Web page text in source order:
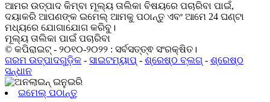
ଆମର ଉତ୍ପାଦ କିମ୍ବା ମୂଲ୍ୟ ତାଲିକା ବିଷୟରେ ପଚାରିବା ପାଇଁ,
ଦୟାକରି ଆପଣଙ୍କ ଇମେଲ୍ ଆମକୁ ପଠାନ୍ତୁ ଏବଂ ଆମେ 24 ଘଣ୍ଟା
ମଧ୍ୟରେ ଯୋଗାଯୋଗ କରିବୁ।
ମୂଲ୍ୟ ତାଲିକା ପାଇଁ ପଚାରିବା
© କପିରାଇଟ୍ - ୨୦୧୦-୨୦୨୨ : ସର୍ବସତ୍ତ୍ଵ ସଂରକ୍ଷିତ।
ଗରମ ଉତ୍ପାଦଗୁଡ଼ିକ - ସାଇଟମ୍ୟାପ୍ - ଶ୍ରେଷ୍ଠ ବ୍ଲଗ୍ - ଶ୍ରେଷ୍ଠ
ସନ୍ଧାନ
ଇମେଲ୍ ପଠାନ୍ତୁ